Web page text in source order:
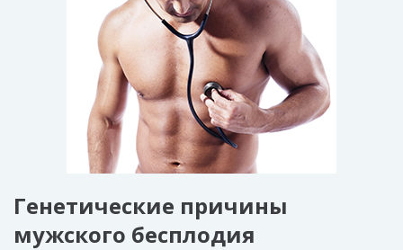
Генетические причины
мужского бесплодия